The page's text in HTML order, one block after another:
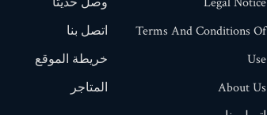
Terms And Conditions Of
Use
About Us
اتصل بنا
خريطة الموقع
المتاجر